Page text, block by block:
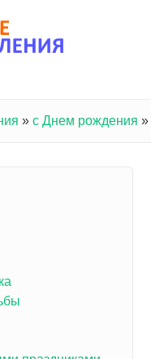
» с Днем рождения »